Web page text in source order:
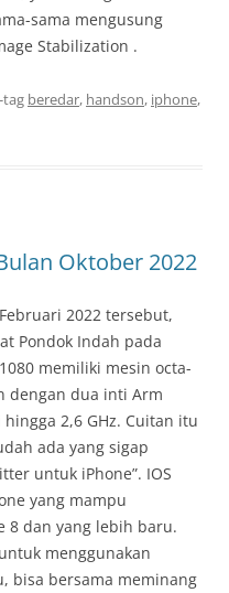
sama mengusung
Stabilization .
tag beredar, handson, iphone,
Oktober 2022
2022 tersebut,
Pondok Indah pada
memiliki mesin octa-
dengan dua inti Arm
hingga 2,6 GHz. Cuitan itu
ada yang sigap
untuk iPhone”. IOS
yang mampu
8 dan yang lebih baru.
menggunakan
bisa bersama meminang